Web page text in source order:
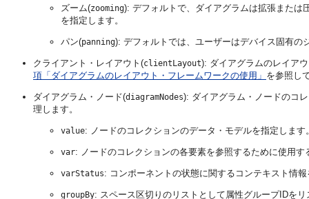
ズーム(zooming): デフォルトで、ダイアグラムは拡張または
を指定します。
パン(panning): デフォルトでは、ユーザーはデバイス固有の
クライアント・レイアウト(clientLayout): ダイアグラムのレイア
項「ダイアグラムのレイアウト・フレームワークの使用」 を参照し
ダイアグラム・ノード(diagramNodes): ダイアグラム・ノードのコ
理します。
value: ノードのコレクションのデータ・モデルを指定します
var: ノードのコレクションの各要素を参照するために使用す
varStatus: コンポーネントの状態に関するコンテキスト情
groupBy: スペース区切りのリストとして属性グループIDを